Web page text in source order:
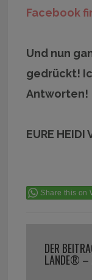
Facebook
Und nun
gedrückt!
Antworten!
EURE HEIDI
Share this on
DER
LANDE® –